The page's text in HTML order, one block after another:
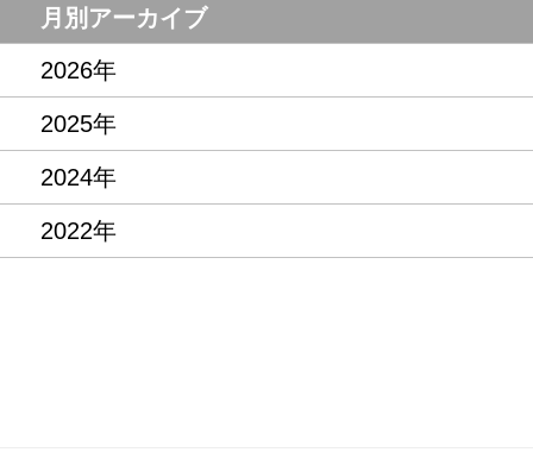
月別アーカイブ
2026年
2025年
2024年
2022年